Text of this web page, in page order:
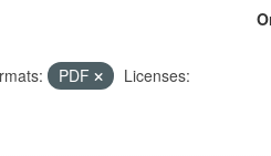
PDF
Licenses: